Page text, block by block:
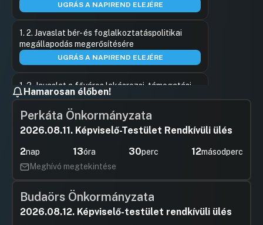
UGRÁS A NAPIREND ELEJÉRE
1. 2. Javaslat bér- és foglalkoztatáspolitikai
megállapodás megerősítésére
UGRÁS A NAPIREND ELEJÉRE
1. 3. Javaslat a főváros lakásrezsi-támogatási
rendszer felülvizsgálatára
UGRÁS A NAPIREND ELEJÉRE
1. 4. Javaslat 2025. évi folyószámla-hitelkeret
jóváhagyására
UGRÁS A NAPIREND ELEJÉRE
1.e. Javaslat a Fővárosi Szociális Közalapítvány
működéséhez, tevékenységéhez, valamint a
Fővárosi Szolidaritási Alaphoz kapcsolódó
Hamarosan élőben!
Perkáta Önkormányzata
2026.08.11. Képviselő-Testület Rendkívüli ülés
2nap 13óra 30perc 12másodperc
Meghívó megtekintése
Budaörs Önkormányzata
2026.08.12. Képviselő-testület rendkívüli ülés